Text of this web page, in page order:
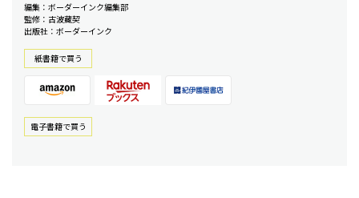
編集：ボーダーインク編集部
監修：古波藏契
出版社：ボーダーインク
紙書籍で買う
電⼦書籍で買う